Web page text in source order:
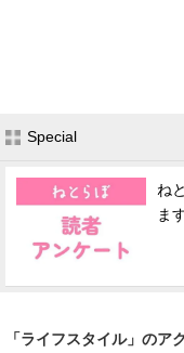
Special
ね
ま
「ライフスタイル」のア